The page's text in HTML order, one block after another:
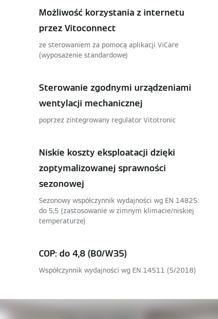
Możliwość korzystania z internetu
przez Vitoconnect
ze sterowaniem za pomocą aplikacji ViCare
(wyposażenie standardowe)
Sterowanie zgodnymi urządzeniami
wentylacji mechanicznej
poprzez zintegrowany regulator Vitotronic
Niskie koszty eksploatacji dzięki
zoptymalizowanej sprawności
sezonowej
Sezonowy współczynnik wydajności wg EN 14825:
do 5,5 (zastosowanie w zimnym klimacie/niskiej
temperaturze)
COP: do 4,8 (B0/W35)
Współczynnik wydajności wg EN 14511 (5/2018)